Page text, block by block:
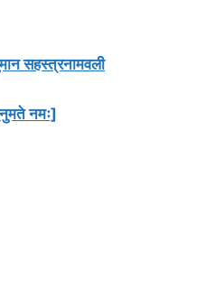
सहस्त्रनामवली
नमः]